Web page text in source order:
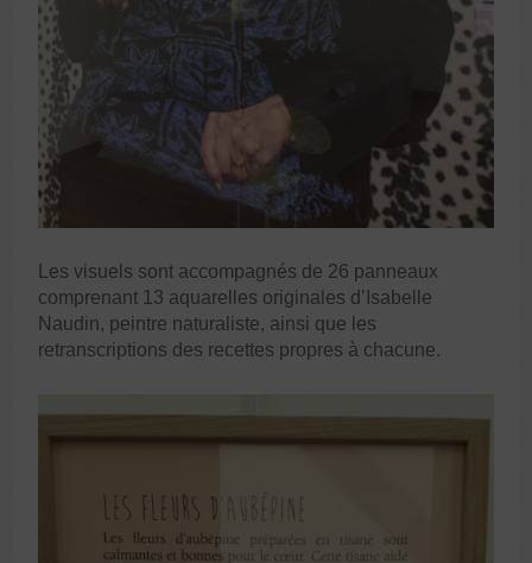
Les visuels sont accompagnés de 26 panneaux
comprenant 13 aquarelles originales d’Isabelle
Naudin, peintre naturaliste, ainsi que les
retranscriptions des recettes propres à chacune.